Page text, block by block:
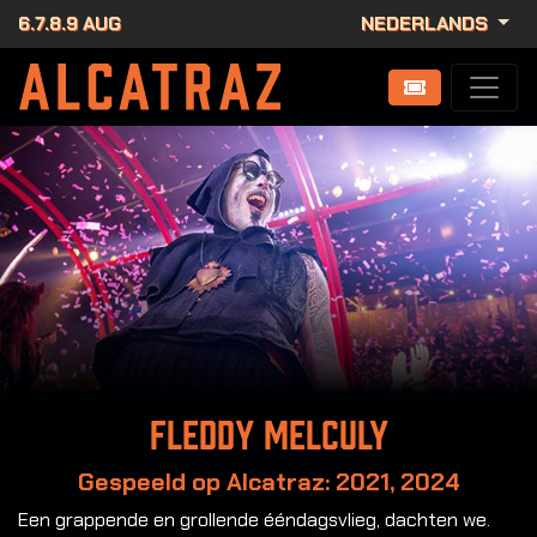
6.7.8.9 AUG NEDERLANDS
Fleddy Melculy
Gespeeld op Alcatraz: 2021, 2024
Een grappende en grollende ééndagsvlieg, dachten we.